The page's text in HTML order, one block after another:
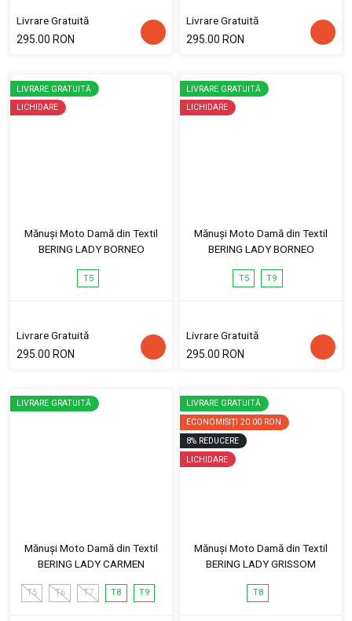
Livrare Gratuită
295.00 RON
Livrare Gratuită
295.00 RON
LIVRARE GRATUITĂ
LICHIDARE
Mănuși Moto Damă din Textil
BERING LADY BORNEO
T5
Livrare Gratuită
295.00 RON
LIVRARE GRATUITĂ
LICHIDARE
Mănuși Moto Damă din Textil
BERING LADY BORNEO
T5 T9
Livrare Gratuită
295.00 RON
LIVRARE GRATUITĂ
Mănuși Moto Damă din Textil
BERING LADY CARMEN
T5 T6 T7 T8 T9
LIVRARE GRATUITĂ
ECONOMISIȚI 20.00 RON
8% REDUCERE
LICHIDARE
Mănuși Moto Damă din Textil
BERING LADY GRISSOM
T8